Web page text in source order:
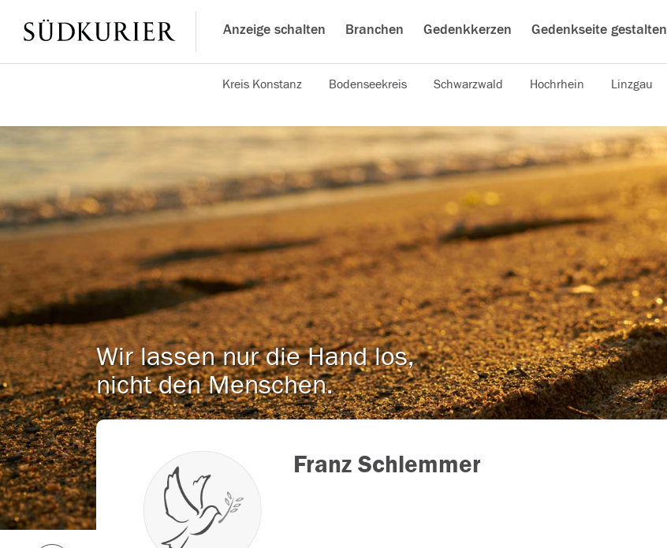
Anzeige schalten Branchen Gedenkkerzen Gedenkseite gestalten
Kreis Konstanz Bodenseekreis Schwarzwald Hochrhein Linzgau
Wir lassen nur die Hand los,
nicht den Menschen.
Franz Schlemmer